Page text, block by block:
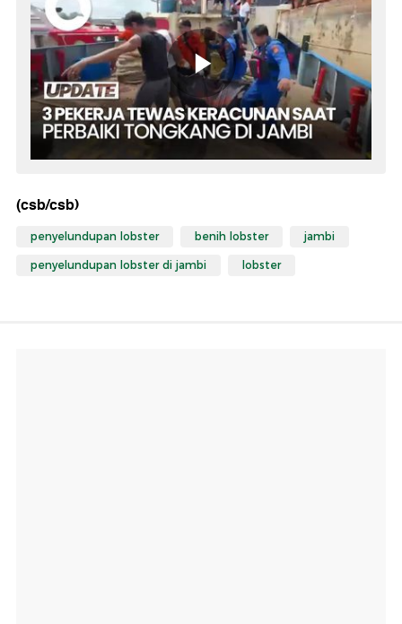
(csb/csb)
penyelundupan lobster benih lobster jambi
penyelundupan lobster di jambi lobster